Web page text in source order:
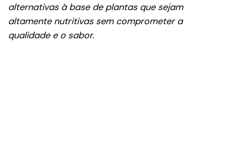
alternativas à base de plantas que sejam
altamente nutritivas sem comprometer a
qualidade e o sabor.